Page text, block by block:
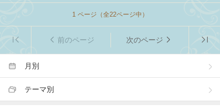
1ページ（全22ページ中）
前のページ 次のページ
月別
テーマ別